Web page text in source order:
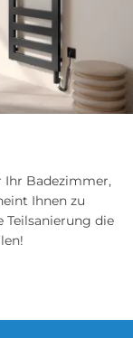
Ihr Badezimmer,
Ihnen zu
Teilsanierung die